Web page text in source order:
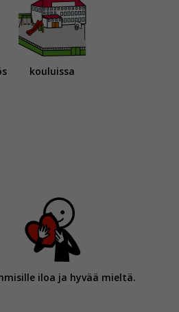
kouluissa
iloa ja hyvää mieltä.